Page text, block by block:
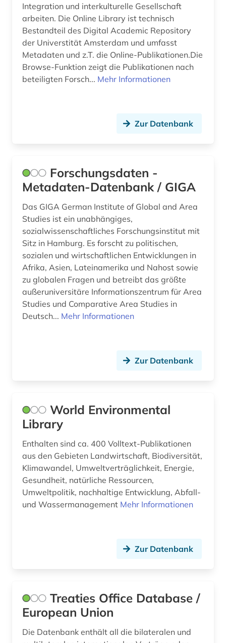
anästhesie (1)
apologetik (1)
aquakultur (10)
aquarell (1)
arabistik (2)
arbeit (4)
arbeiterbewegung (1)
arbeitnehmervertretung (1)
arbeitsbedingungen und -politik (1)
arbeitsfeld (1)
arbeitsgestaltung (1)
arbeitsmedizin (2)
arbeitsschutz (4)
arbeitssicherheit (2)
architekturzeitschrift (1)
archiv (5)
archival documents (1)
Roemisches Reich (8)
Rumänien (6)
Russland, Sowjetunion (20)
Saarland (2)
Schweiz (25)
Serbien (7)
Skandinavien (5)
Slowakei (10)
Slowenien (6)
Spanien (16)
Suedamerika (12)
Suedasien (5)
Thueringen (5)
Tuerkei (6)
USA (46)
Ukraine (7)
Ungarn (9)
Vatikanstadt (1)
Integration und interkulturelle Gesellschaft
arbeiten. Die Online Library ist technisch
Bestandteil des Digital Academic Repository
der Universtität Amsterdam und umfasst
Metadaten und z.T. die Online-Publikationen.Die
Browse-Funktion zeigt die Publikationen nach
beteiligten Forsch... Mehr Informationen
Zur Datenbank
Forschungsdaten -
Metadaten-Datenbank / GIGA
Das GIGA German Institute of Global and Area
Studies ist ein unabhängiges,
sozialwissenschaftliches Forschungsinstitut mit
Sitz in Hamburg. Es forscht zu politischen,
sozialen und wirtschaftlichen Entwicklungen in
Afrika, Asien, Lateinamerika und Nahost sowie
zu globalen Fragen und betreibt das größte
außeruniversitäre Informationszentrum für Area
Studies und Comparative Area Studies in
Deutsch... Mehr Informationen
Zur Datenbank
World Environmental
Library
Enthalten sind ca. 400 Volltext-Publikationen
aus den Gebieten Landwirtschaft, Biodiversität,
Klimawandel, Umweltverträglichkeit, Energie,
Gesundheit, natürliche Ressourcen,
Umweltpolitik, nachhaltige Entwicklung, Abfall-
und Wassermanagement Mehr Informationen
Zur Datenbank
Treaties Office Database /
European Union
Die Datenbank enthält all die bilateralen und